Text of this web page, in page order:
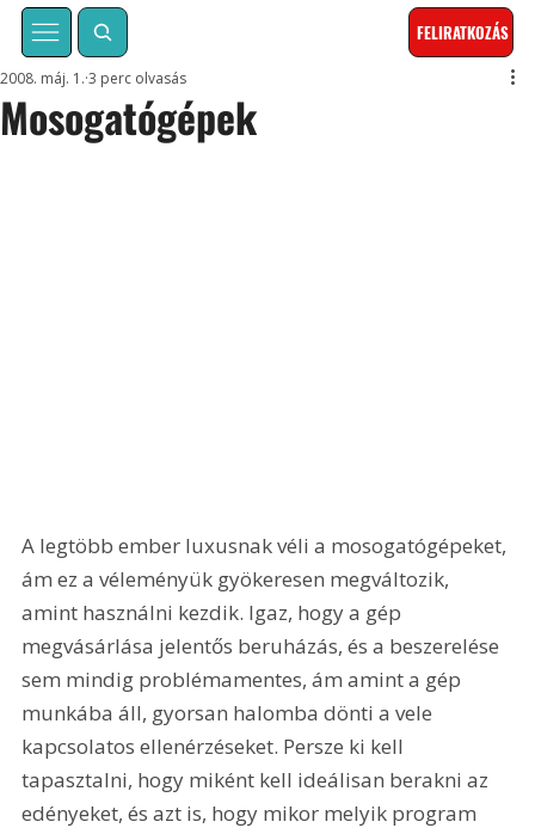
FELIRATKOZÁS
Mosogatógépek
2008. máj. 1. 3 perc olvasás
A legtöbb ember luxusnak véli a mosogatógépeket,
ám ez a véleményük gyökeresen megváltozik,
amint használni kezdik. Igaz, hogy a gép
megvásárlása jelentős beruházás, és a beszerelése
sem mindig problémamentes, ám amint a gép
munkába áll, gyorsan halomba dönti a vele
kapcsolatos ellenérzéseket. Persze ki kell
tapasztalni, hogy miként kell ideálisan berakni az
edényeket, és azt is, hogy mikor melyik program